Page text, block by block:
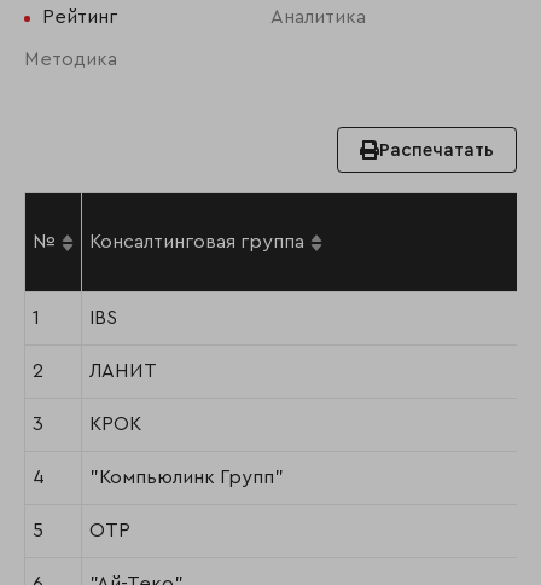
Рейтинг Аналитика
Методика
Распечатать
№ Консалтинговая группа
1 IBS
2 ЛАНИТ
3 КРОК
4 "Компьюлинк Групп"
5 ОТР